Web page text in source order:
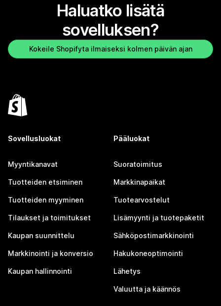
Haluatko lisätä
sovelluksen?
Kokeile Shopifyta ilmaiseksi kolmen päivän ajan
Sovellusluokat
Myyntikanavat
Tuotteiden etsiminen
Tuotteiden myyminen
Tilaukset ja toimitukset
Kaupan suunnittelu
Markkinointi ja konversio
Kaupan hallinnointi
Pääluokat
Suoratoimitus
Markkinapaikat
Tuotearvostelut
Lisämyynti ja tuotepaketit
Sähköpostimarkkinointi
Hakukoneoptimointi
Lähetys
Valuutta ja käännös